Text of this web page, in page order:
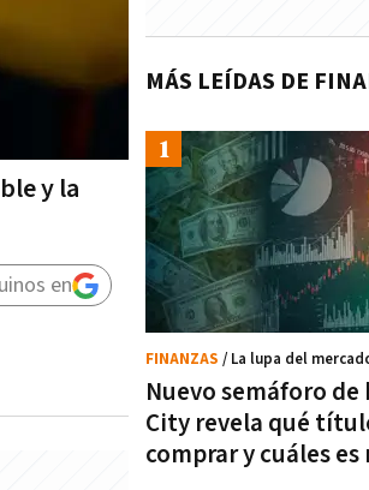
y la
en
MÁS LEÍDAS DE
Nuevo semáforo de
City revela qué
comprar y cuáles
FINANZAS / La lupa del